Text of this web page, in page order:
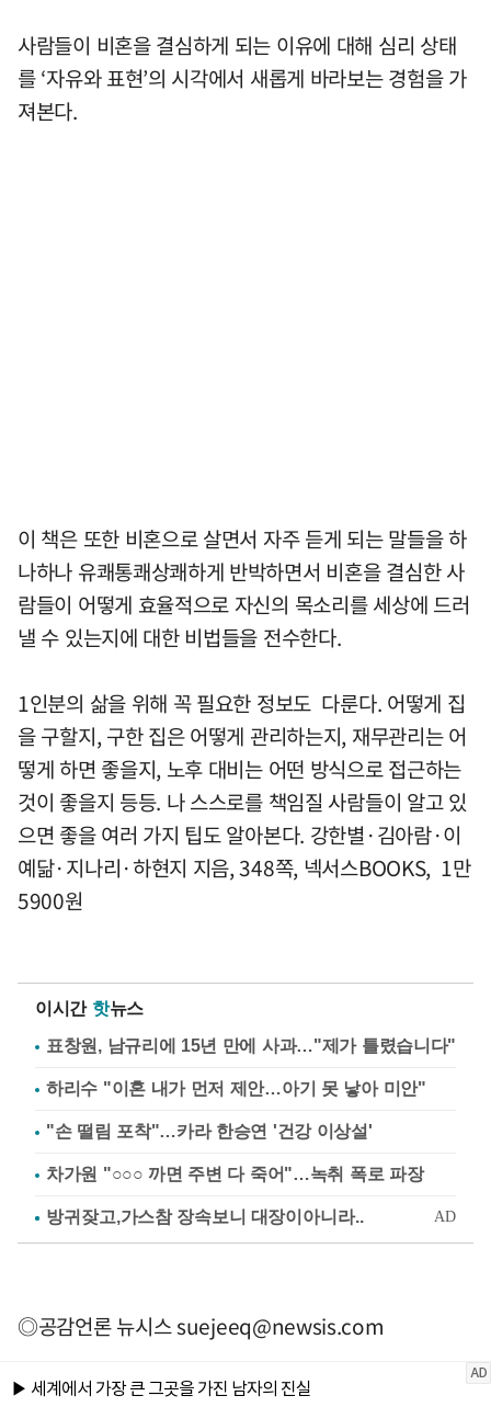
사람들이 비혼을 결심하게 되는 이유에 대해 심리 상태
를 ‘자유와 표현’의 시각에서 새롭게 바라보는 경험을 가
져본다.
이 책은 또한 비혼으로 살면서 자주 듣게 되는 말들을 하
나하나 유쾌통쾌상쾌하게 반박하면서 비혼을 결심한 사
람들이 어떻게 효율적으로 자신의 목소리를 세상에 드러
낼 수 있는지에 대한 비법들을 전수한다.
1인분의 삶을 위해 꼭 필요한 정보도 다룬다. 어떻게 집
을 구할지, 구한 집은 어떻게 관리하는지, 재무관리는 어
떻게 하면 좋을지, 노후 대비는 어떤 방식으로 접근하는
것이 좋을지 등등. 나 스스로를 책임질 사람들이 알고 있
으면 좋을 여러 가지 팁도 알아본다. 강한별·김아람·이
예닮·지나리·하현지 지음, 348쪽, 넥서스BOOKS, 1만
5900원
이시간 핫뉴스
표창원, 남규리에 15년 만에 사과…"제가 틀렸습니다"
하리수 "이혼 내가 먼저 제안…아기 못 낳아 미안"
"손 떨림 포착"…카라 한승연 '건강 이상설'
차가원 "○○○ 까면 주변 다 죽어"…녹취 폭로 파장
◎공감언론 뉴시스suejeeq@newsis.com